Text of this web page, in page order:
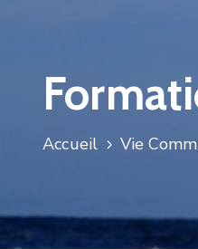
Accueil Vie